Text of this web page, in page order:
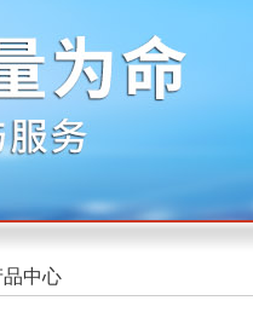
品中心